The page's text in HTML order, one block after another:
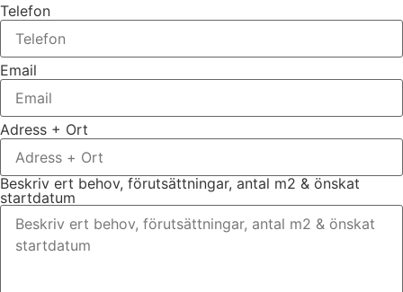
Telefon
Email
Adress + Ort
Beskriv ert behov, förutsättningar, antal m2 & önskat
startdatum